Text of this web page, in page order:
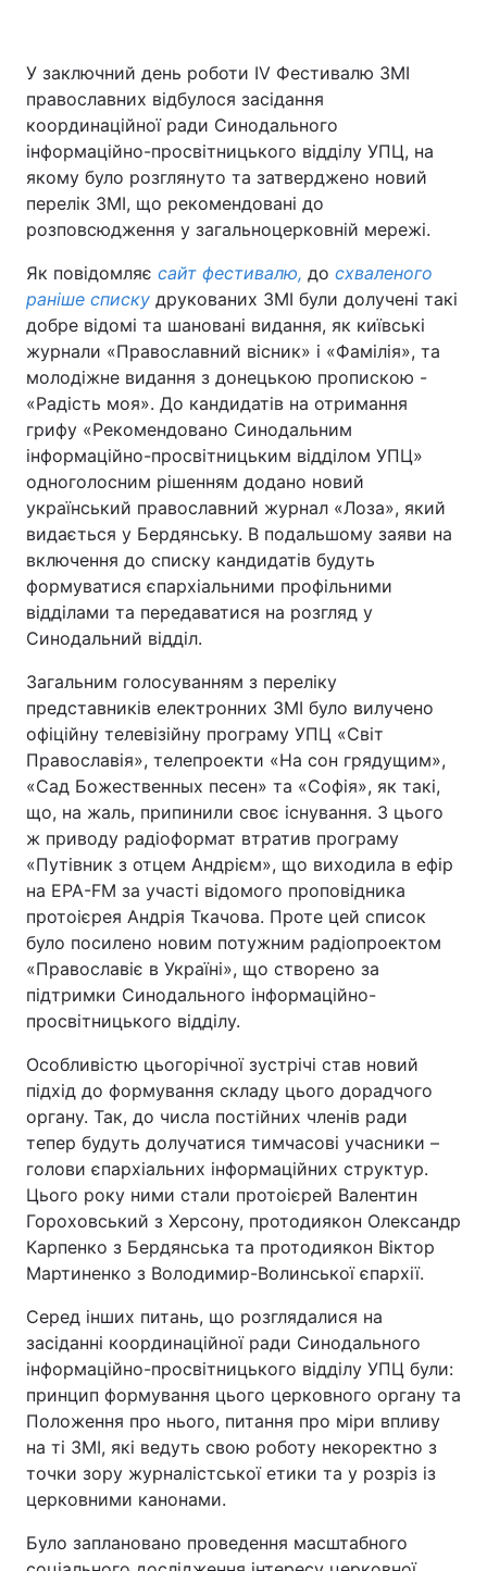
У заключний день роботи IV Фестивалю ЗМІ
православних відбулося засідання
координаційної ради Синодального
інформаційно-просвітницького відділу УПЦ, на
якому було розглянуто та затверджено новий
перелік ЗМІ, що рекомендовані до
розповсюдження у загальноцерковній мережі.
Як повідомляє сайт фестивалю, до схваленого
раніше списку друкованих ЗМІ були долучені такі
добре відомі та шановані видання, як київські
журнали «Православний вісник» і «Фамілія», та
молодіжне видання з донецькою пропискою -
«Радість моя». До кандидатів на отримання
грифу «Рекомендовано Синодальним
інформаційно-просвітницьким відділом УПЦ»
одноголосним рішенням додано новий
український православний журнал «Лоза», який
видається у Бердянську. В подальшому заяви на
включення до списку кандидатів будуть
формуватися єпархіальними профільними
відділами та передаватися на розгляд у
Синодальний відділ.
Загальним голосуванням з переліку
представників електронних ЗМІ було вилучено
офіційну телевізійну програму УПЦ «Світ
Православія», телепроекти «На сон грядущим»,
«Сад Божественных песен» та «Софія», як такі,
що, на жаль, припинили своє існування. З цього
ж приводу радіоформат втратив програму
«Путівник з отцем Андрієм», що виходила в ефір
на ЕРА-FM за участі відомого проповідника
протоієрея Андрія Ткачова. Проте цей список
було посилено новим потужним радіопроектом
«Православіє в Україні», що створено за
підтримки Синодального інформаційно-
просвітницького відділу.
Особливістю цьогорічної зустрічі став новий
підхід до формування складу цього дорадчого
органу. Так, до числа постійних членів ради
тепер будуть долучатися тимчасові учасники –
голови єпархіальних інформаційних структур.
Цього року ними стали протоієрей Валентин
Гороховський з Херсону, протодиякон Олександр
Карпенко з Бердянська та протодиякон Віктор
Мартиненко з Володимир-Волинської єпархії.
Серед інших питань, що розглядалися на
засіданні координаційної ради Синодального
інформаційно-просвітницького відділу УПЦ були:
принцип формування цього церковного органу та
Положення про нього, питання про міри впливу
на ті ЗМІ, які ведуть свою роботу некоректно з
точки зору журналістської етики та у розріз із
церковними канонами.
Було заплановано проведення масштабного